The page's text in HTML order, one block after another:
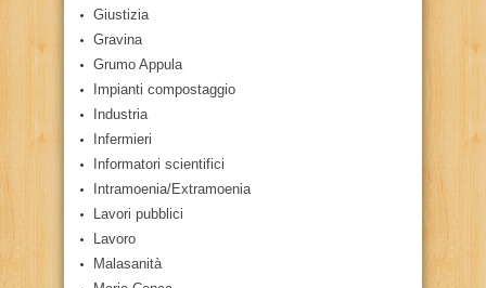
Giustizia
Gravina
Grumo Appula
Impianti compostaggio
Industria
Infermieri
Informatori scientifici
Intramoenia/Extramoenia
Lavori pubblici
Lavoro
Malasanità